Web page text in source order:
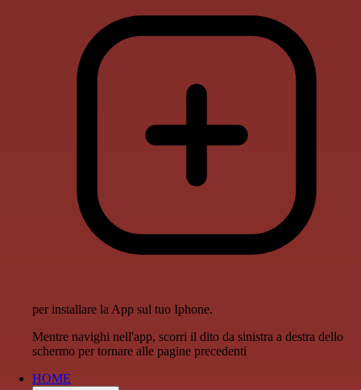
per installare la App sul tuo Iphone.
Mentre navighi nell'app, scorri il dito da sinistra a destra dello
schermo per tornare alle pagine precedenti
HOME